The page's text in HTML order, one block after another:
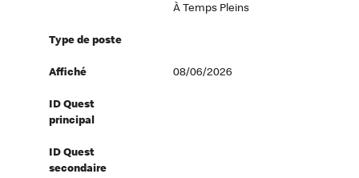
À Temps Pleins
Type de poste
Affiché 08/06/2026
ID Quest
principal
ID Quest
secondaire